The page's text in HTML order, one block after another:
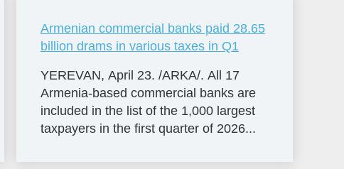
Armenian commercial banks paid 28.65
billion drams in various taxes in Q1
YEREVAN, April 23. /ARKA/. All 17
Armenia-based commercial banks are
included in the list of the 1,000 largest
taxpayers in the first quarter of 2026...